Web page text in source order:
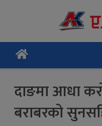
दाङमा आधा
बराबरको